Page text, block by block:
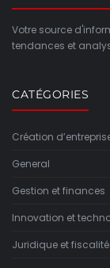
Votre source
tendances et
CATÉGORIES
Création
General
Gestion et finances
Innovation et
Juridique et fiscalité